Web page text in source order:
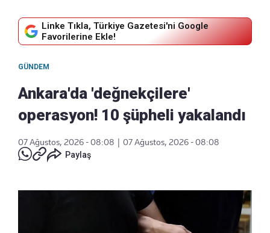
Linke Tıkla, Türkiye Gazetesi'ni Google
Favorilerine Ekle!
GÜNDEM
Ankara'da 'değnekçilere'
operasyon! 10 şüpheli yakalandı
07 Ağustos, 2026 - 08:08
07 Ağustos, 2026 - 08:08
Paylaş